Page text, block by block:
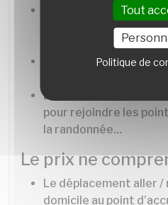
La pension complète
déjeuners et dîners)
déjeuner du Jour 7
Le café et le vin (1/4
Le transfert aller /
pour rejoindre les
la randonnée…
Le prix ne
Le déplacement aller
domicile au point
Tout
Politique de